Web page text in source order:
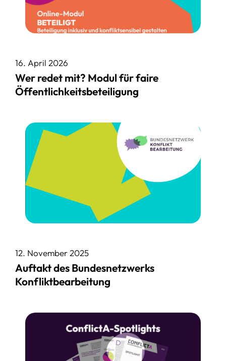
16. April 2026
Wer redet mit? Modul für faire
Öffentlichkeitsbeteiligung
12. November 2025
Auftakt des Bundesnetzwerks
Konfliktbearbeitung